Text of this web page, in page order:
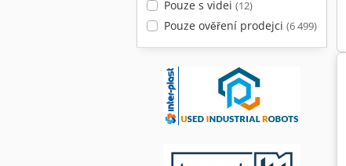
Pouze s videi (12)
Pouze ověření prodejci (6 499)
Schunk Gbk 500 Socomec Sn 400